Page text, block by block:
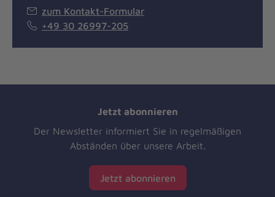
zum Kontakt-Formular
+49 30 26997-205
Jetzt abonnieren
Der Newsletter informiert Sie in regelmäßigen
Abständen über unsere Arbeit.
Jetzt abonnieren